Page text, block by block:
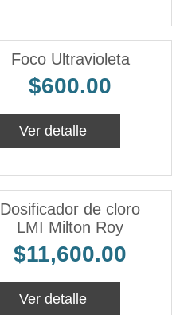
Foco Ultravioleta
$600.00
Ver detalle
Dosificador de cloro
LMI Milton Roy
$11,600.00
Ver detalle